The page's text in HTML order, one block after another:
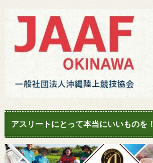
アスリートにとって本当にいいものを！